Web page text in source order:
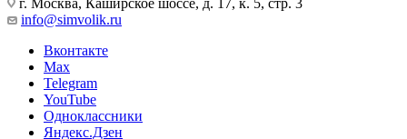
г. Москва, Каширское шоссе, д. 17, к. 5, стр. 3
info@simvolik.ru
Вконтакте
Max
Telegram
YouTube
Одноклассники
Яндекс.Дзен